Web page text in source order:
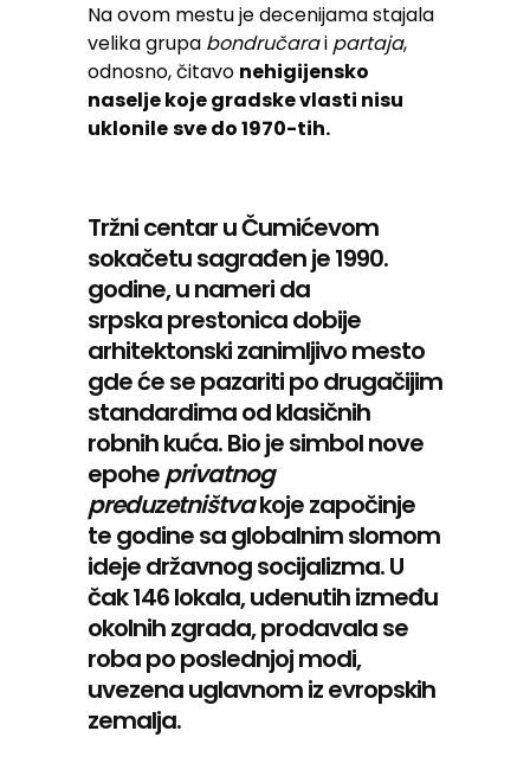
Na ovom mestu je decenijama stajala
velika grupa bondručarai partaja,
odnosno, čitavo nehigijensko
naselje koje gradske vlasti nisu
uklonilesve do 1970-tih.
Tržni centar u Čumićevom
sokačetu sagrađen je 1990.
godine, u nameri da
srpska prestonica dobije
arhitektonski zanimljivo mesto
gde će se pazariti po drugačijim
standardima od klasičnih
robnih kuća. Bio je simbol nove
epoheprivatnog
preduzetništvakoje započinje
te godine sa globalnim slomom
ideje državnog socijalizma. U
čak 146 lokala, udenutih između
okolnih zgrada, prodavala se
roba po poslednjoj modi,
uvezena uglavnom iz evropskih
zemalja.